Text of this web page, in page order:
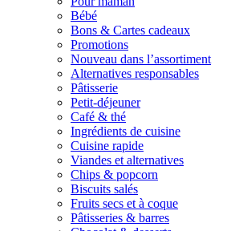
Bébé
Bons & Cartes cadeaux
Promotions
Nouveau dans l’assortiment
Alternatives responsables
Pâtisserie
Petit-déjeuner
Café & thé
Ingrédients de cuisine
Cuisine rapide
Viandes et alternatives
Chips & popcorn
Biscuits salés
Fruits secs et à coque
Pâtisseries & barres